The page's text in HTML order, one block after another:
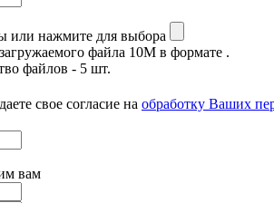
или нажмите для выбора
файла 10M в формате .
файлов - 5 шт.
свое согласие на обработку Ваших
вам